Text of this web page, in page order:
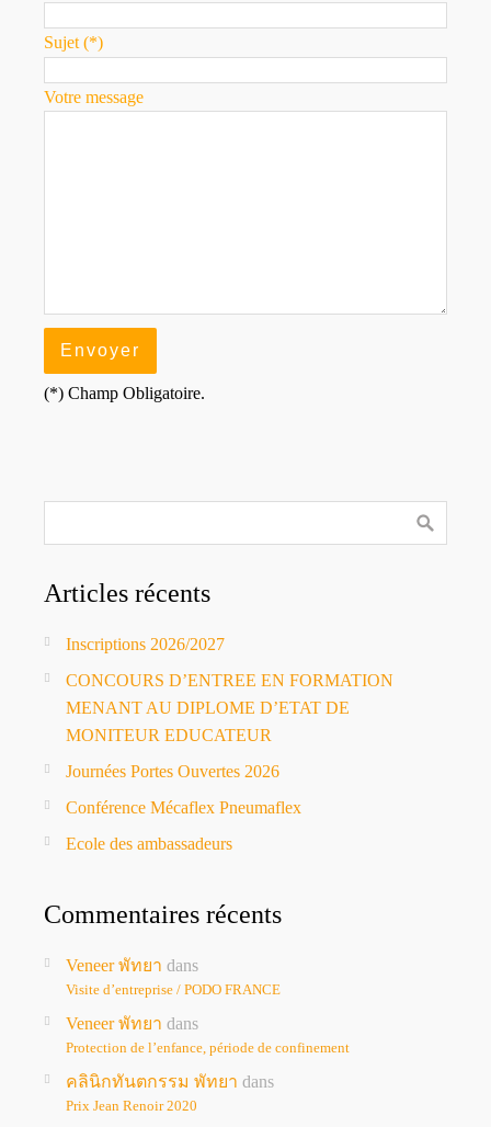
Sujet (*)
Votre message
(*) Champ Obligatoire.
Articles récents
Inscriptions 2026/2027
CONCOURS D’ENTREE EN FORMATION
MENANT AU DIPLOME D’ETAT DE
MONITEUR EDUCATEUR
Journées Portes Ouvertes 2026
Conférence Mécaflex Pneumaflex
Ecole des ambassadeurs
Commentaires récents
Veneer พัทยา dans
Visite d’entreprise / PODO FRANCE
Veneer พัทยา dans
Protection de l’enfance, période de confinement
คลินิกทันตกรรม พัทยา dans
Prix Jean Renoir 2020